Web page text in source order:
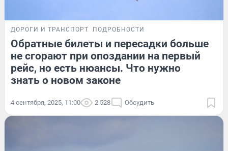
ДОРОГИ И ТРАНСПОРТ ПОДРОБНОСТИ
Обратные билеты и пересадки больше
не сгорают при опоздании на первый
рейс, но есть нюансы. Что нужно
знать о новом законе
4 сентября, 2025, 11:00 2 528 Обсудить